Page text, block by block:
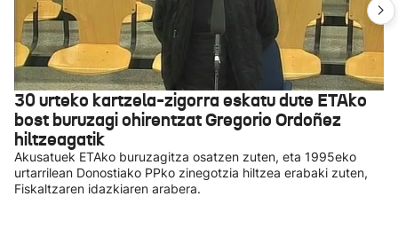
30 urteko kartzela-zigorra eskatu dute ETAko
bost buruzagi ohirentzat Gregorio Ordoñez
hiltzeagatik
Akusatuek ETAko buruzagitza osatzen zuten, eta 1995eko
urtarrilean Donostiako PPko zinegotzia hiltzea erabaki zuten,
Fiskaltzaren idazkiaren arabera.